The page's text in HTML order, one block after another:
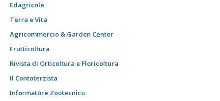
Edagricole
Terra e Vita
Agricommercio & Garden Center
Frutticoltura
Rivista di Orticoltura e Floricoltura
Il Contoterzista
Informatore Zootecnico